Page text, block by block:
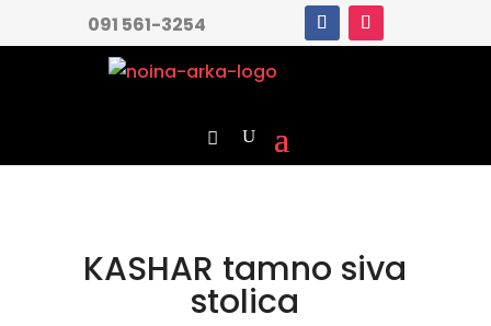
091 561-3254
KASHAR tamno siva
stolica